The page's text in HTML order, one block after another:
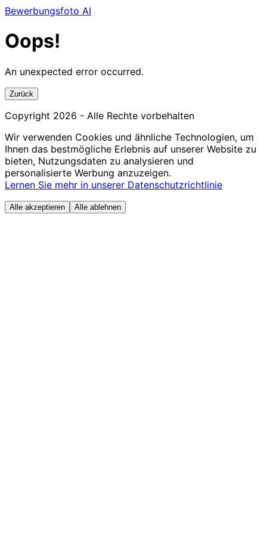
Bewerbungsfoto AI
Oops!
An unexpected error occurred.
Zurück
Copyright 2026 - Alle Rechte vorbehalten
Wir verwenden Cookies und ähnliche Technologien, um
Ihnen das bestmögliche Erlebnis auf unserer Website zu
bieten, Nutzungsdaten zu analysieren und
personalisierte Werbung anzuzeigen.
Lernen Sie mehr in unserer Datenschutzrichtlinie
Alle akzeptieren Alle ablehnen